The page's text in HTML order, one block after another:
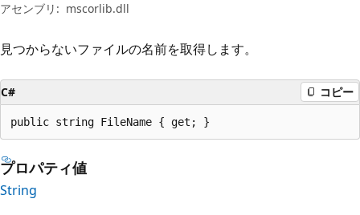
アセンブリ: mscorlib.dll
見つからないファイルの名前を取得します。
C# コピー
public string FileName { get; }
プロパティ値
String